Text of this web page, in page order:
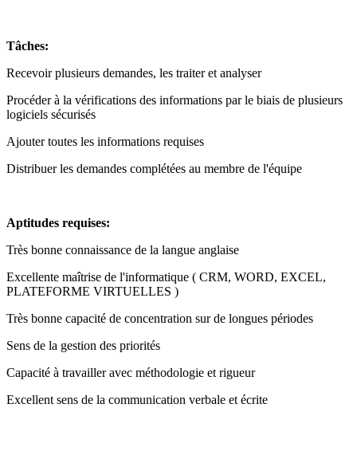
Tâches:
Recevoir plusieurs demandes, les traiter et analyser
Procéder à la vérifications des informations par le biais de plusieurs
logiciels sécurisés
Ajouter toutes les informations requises
Distribuer les demandes complétées au membre de l'équipe
Aptitudes requises:
Très bonne connaissance de la langue anglaise
Excellente maîtrise de l'informatique ( CRM, WORD, EXCEL,
PLATEFORME VIRTUELLES )
Très bonne capacité de concentration sur de longues périodes
Sens de la gestion des priorités
Capacité à travailler avec méthodologie et rigueur
Excellent sens de la communication verbale et écrite